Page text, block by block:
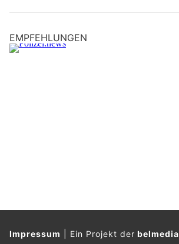
EMPFEHLUNGEN
Impressum Ein Projekt derbelmedia